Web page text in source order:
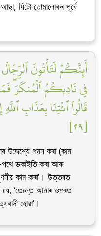
যিটো তোমালোকৰ পূৰ্বে
أَئِنَّكُمۡ لَتَأۡتُونَ
فِي نَادِيكُمُ ٱلۡمُنكَرَۖ
قَالُواْ ٱئۡتِنَا بِعَذَابِ
[٢٩]
উদ্দেশ্যে গমন কৰা (কাম
পথে ডকাইতি কৰা আৰু
কাম কৰা’। উত্তৰত
যে, ‘তেন্তে আমাৰ ওপৰত
হোৱা’।